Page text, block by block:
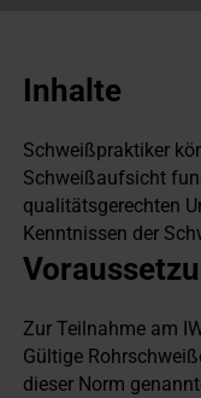
Inhalte
Schweißpraktiker
Schweißaufsicht
qualitätsgerechten
Kenntnissen der
Zur Teilnahme am
Gültige
dieser Norm